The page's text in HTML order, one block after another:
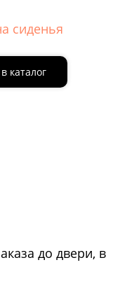
сиденья
каталог
до двери, в